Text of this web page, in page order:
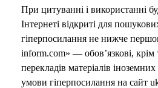
При цитуванні і використанні
Інтернеті відкриті для
гіперпосилання не нижче
inform.com» — обов’язкові, крім
перекладів матеріалів
умови гіперпосилання на сайт